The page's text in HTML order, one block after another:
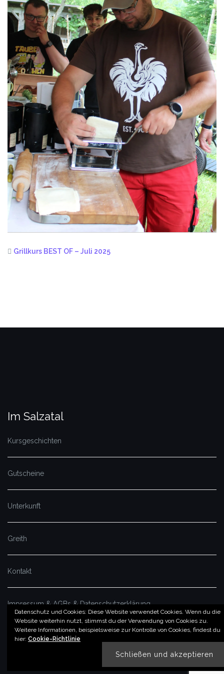
Grillkurs BEST OF – Juli 2025
Datenschutz und Cookies: Diese Website verwendet Cookies. Wenn du die
Website weiterhin nutzt, stimmst du der Verwendung von Cookies zu.
Weitere Informationen, beispielsweise zur Kontrolle von Cookies, findest du
hier: Cookie-Richtlinie
Im Salzatal
Kursgeschichten
Gutscheine
Unterkunft
Greith
Kontakt
Impressum & AGBs & Datenschutzerklärung
© by imSalzatal.at